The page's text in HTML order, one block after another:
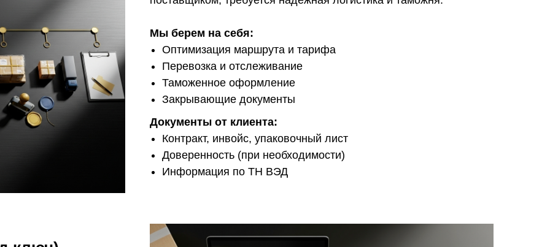
Мы берем на себя:
Оптимизация маршрута и тарифа
Перевозка и отслеживание
Таможенное оформление
Закрывающие документы
Документы от клиента:
Контракт, инвойс, упаковочный лист
Доверенность (при необходимости)
Информация по ТН ВЭД